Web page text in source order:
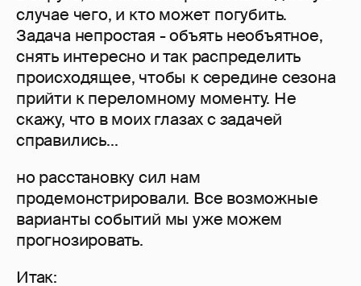
случае чего, и кто может погубить.
Задача непростая - объять необъятное,
снять интересно и так распределить
происходящее, чтобы к середине сезона
прийти к переломному моменту. Не
скажу, что в моих глазах с задачей
справились...
но расстановку сил нам
продемонстрировали. Все возможные
варианты событий мы уже можем
прогнозировать.
Итак: